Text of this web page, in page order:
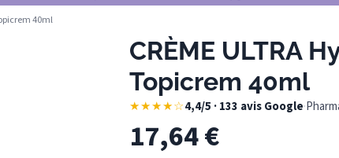
40ml
CRÈME ULTRA
Topicrem 40ml
★★★★☆4,4/5 · 133 avis Google·
17,64€